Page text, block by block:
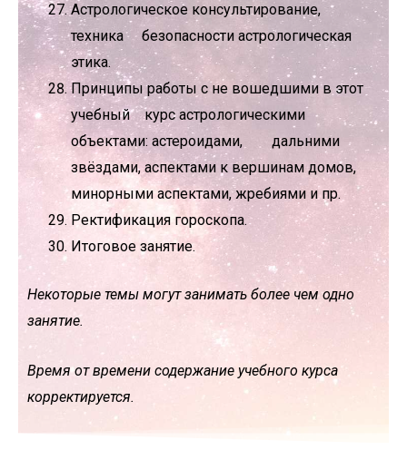
Астрологическое консультирование,
техника безопасности астрологическая
этика.
Принципы работы с не вошедшими в этот
учебный курс астрологическими
объектами: астероидами, дальними
звёздами, аспектами к вершинам домов,
минорными аспектами, жребиями и пр.
Ректификация гороскопа.
Итоговое занятие.
Некоторые темы могут занимать более чем одно
занятие.
Время от времени содержание учебного курса
корректируется.